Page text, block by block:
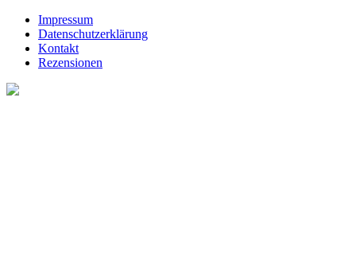
Impressum
Datenschutzerklärung
Kontakt
Rezensionen